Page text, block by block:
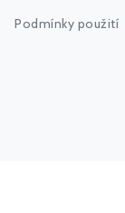
Podmínky použití